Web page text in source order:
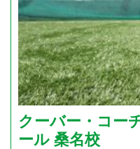
クーバー・コー
ール 桑名校